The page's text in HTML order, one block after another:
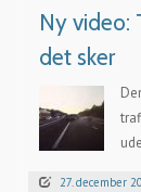
Ny video:
det sker
27. december